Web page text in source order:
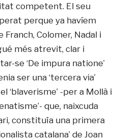
competent. El seu
perque ya havíem
Franch, Colomer, Nadal i
més atrevit, clar i
se ‘De impura natione’
ser una ‘tercera via’
‘blaverisme’ -per a Mollà i
que, naixcuda
constituïa una primera
catalana’ de Joan